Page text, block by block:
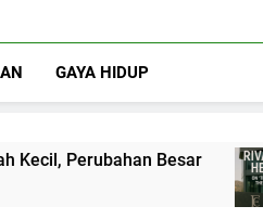
GAYA HIDUP
Perubahan Besar